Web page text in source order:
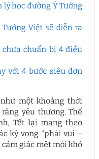
lý học đường Ý Tưởng
Việt sẽ diễn ra
chuẩn bị 4 điều
với 4 bước siêu đơn
một khoảng thời
yêu thương. Thế
Tết lại mang theo
kỳ vọng “phải vui –
giác mệt mỏi khó